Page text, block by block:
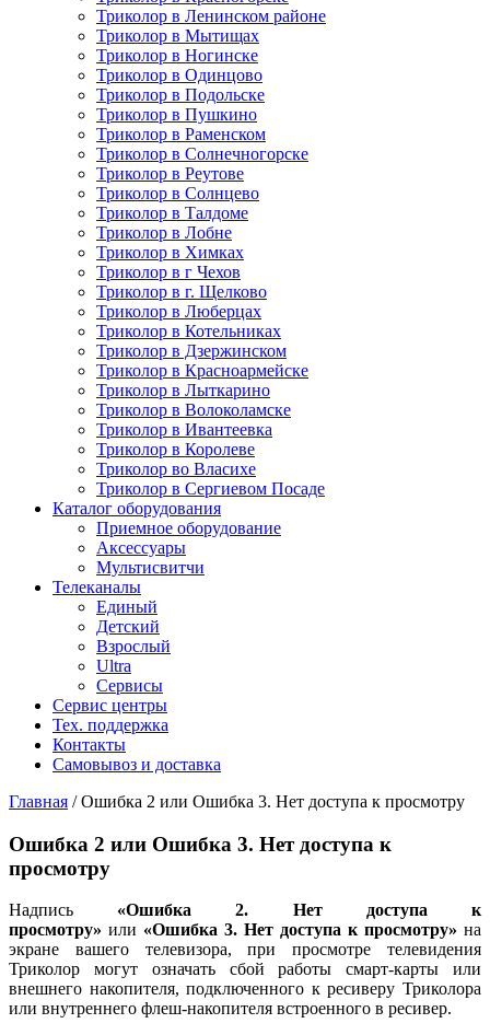
Триколор в Ленинском районе
Триколор в Мытищах
Триколор в Ногинске
Триколор в Одинцово
Триколор в Подольске
Триколор в Пушкино
Триколор в Раменском
Триколор в Солнечногорске
Триколор в Реутове
Триколор в Солнцево
Триколор в Талдоме
Триколор в Лобне
Триколор в Химках
Триколор в г Чехов
Триколор в г. Щелково
Триколор в Люберцах
Триколор в Котельниках
Триколор в Дзержинском
Триколор в Красноармейске
Триколор в Лыткарино
Триколор в Волоколамске
Триколор в Ивантеевка
Триколор в Королеве
Триколор во Власихе
Триколор в Сергиевом Посаде
Каталог оборудования
Приемное оборудование
Аксессуары
Мультисвитчи
Телеканалы
Единый
Детский
Взрослый
Ultra
Сервисы
Сервис центры
Тех. поддержка
Контакты
Самовывоз и доставка
Главная /Ошибка 2 или Ошибка 3. Нет доступа к просмотру
Ошибка 2 или Ошибка 3. Нет доступа к
просмотру
Надпись «Ошибка 2. Нет доступа к
просмотру» или «Ошибка 3. Нет доступа к просмотру» на
экране вашего телевизора, при просмотре телевидения
Триколор могут означать сбой работы смарт-карты или
внешнего накопителя, подключенного к ресиверу Триколора
или внутреннего флеш-накопителя встроенного в ресивер.